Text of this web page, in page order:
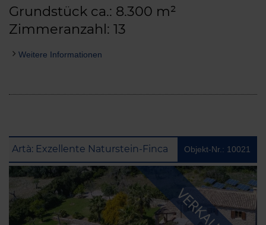
Grundstück ca.: 8.300 m²
Zimmeranzahl: 13
Weitere Informationen
Objekt-Nr.: 10021